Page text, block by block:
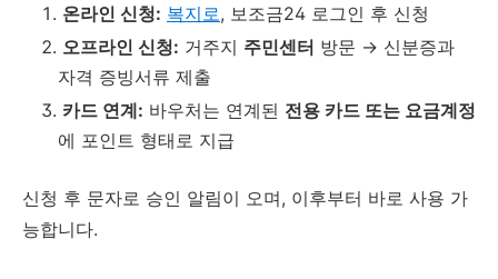
온라인 신청: 복지로, 보조금24 로그인 후 신청
오프라인 신청: 거주지 주민센터 방문 → 신분증과
자격 증빙서류 제출
카드 연계: 바우처는 연계된 전용 카드 또는 요금계정
에 포인트 형태로 지급
신청 후 문자로 승인 알림이 오며, 이후부터 바로 사용 가
능합니다.